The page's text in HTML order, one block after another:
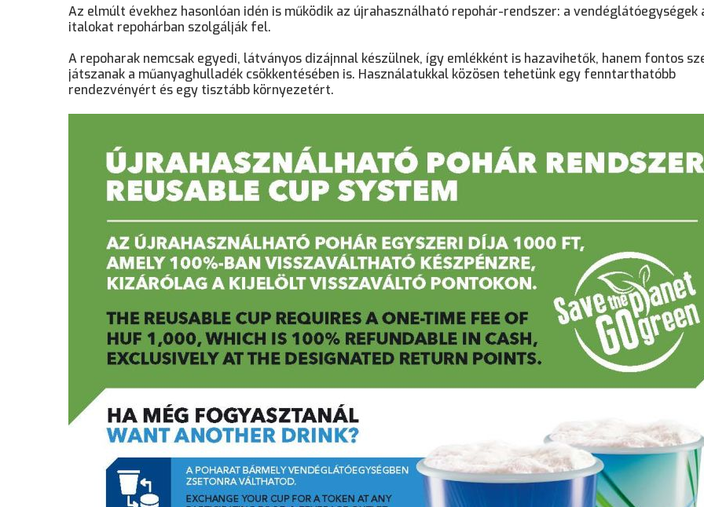
Az elmúlt évekhez hasonlóan idén is működik az újrahasználható repohár-rendszer: a vendéglátóegységek
italokat repohárban szolgálják fel.
A repoharak nemcsak egyedi, látványos dizájnnal készülnek, így emlékként is hazavihetők, hanem fontos
játszanak a műanyaghulladék csökkentésében is. Használatukkal közösen tehetünk egy fenntarthatóbb
rendezvényért és egy tisztább környezetért.